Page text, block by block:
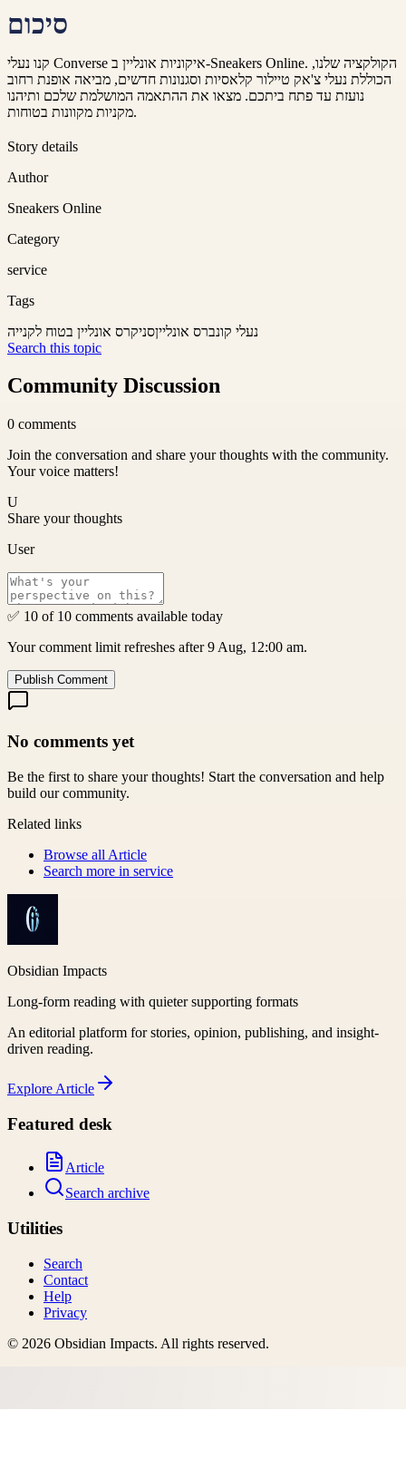
סיכום
קנו נעלי Converse איקוניות אונליין ב-Sneakers Online. הקולקציה שלנו,
הכוללת נעלי צ'אק טיילור קלאסיות וסגנונות חדשים, מביאה אופנת רחוב
נועזת עד פתח ביתכם. מצאו את ההתאמה המושלמת שלכם ותיהנו
מקניות מקוונות בטוחות.
Story details
Author
Sneakers Online
Category
service
Tags
נעלי קונברס אונלייןסניקרס אונליין בטוח לקנייה
Search this topic
Community Discussion
0 comments
Join the conversation and share your thoughts with the community.
Your voice matters!
U
Share your thoughts
User
✅ 10 of 10 comments available today
Your comment limit refreshes after 9 Aug, 12:00 am.
Publish Comment
No comments yet
Be the first to share your thoughts! Start the conversation and help
build our community.
Related links
Browse all Article
Search more in service
Obsidian Impacts
Long-form reading with quieter supporting formats
An editorial platform for stories, opinion, publishing, and insight-
driven reading.
Explore Article
Featured desk
Article
Search archive
Utilities
Search
Contact
Help
Privacy
© 2026 Obsidian Impacts. All rights reserved.